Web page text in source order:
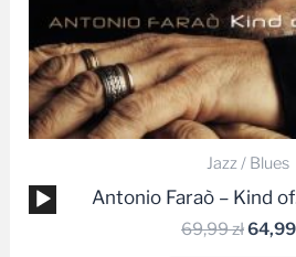
Jazz / Blues
plików
Antonio Faraò – Kind
69,99zł64,99